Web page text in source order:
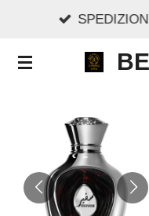
contenuto